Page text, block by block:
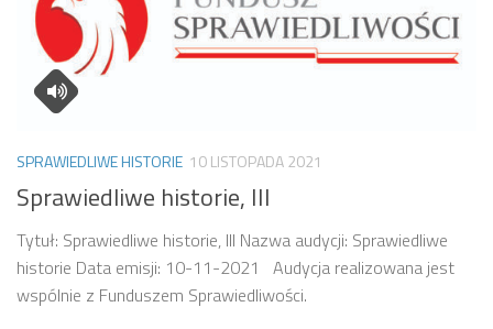
SPRAWIEDLIWE HISTORIE 10 LISTOPADA 2021
Sprawiedliwe historie, III
Tytuł: Sprawiedliwe historie, III Nazwa audycji: Sprawiedliwe
historie Data emisji: 10-11-2021 Audycja realizowana jest
wspólnie z Funduszem Sprawiedliwości.